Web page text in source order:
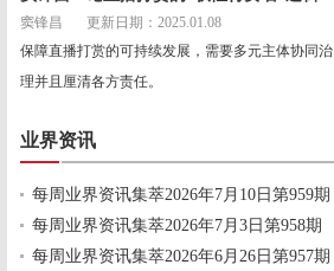
窦锋昌
更新日期：2025.01.08
保障直播打赏的可持续发展，需要多元主体协同治
理并且厘清各方责任。
业界资讯
每周业界资讯集萃2026年7月10日第959期
每周业界资讯集萃2026年7月3日第958期
每周业界资讯集萃2026年6月26日第957期